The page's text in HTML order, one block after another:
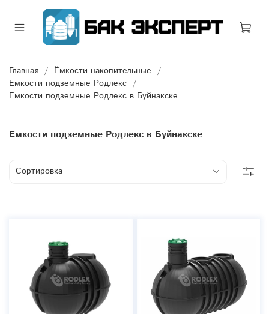
Главная
Ёмкости накопительные
Ёмкости подземные Родлекс
Емкости подземные Родлекс в Буйнакске
Емкости подземные Родлекс в Буйнакске